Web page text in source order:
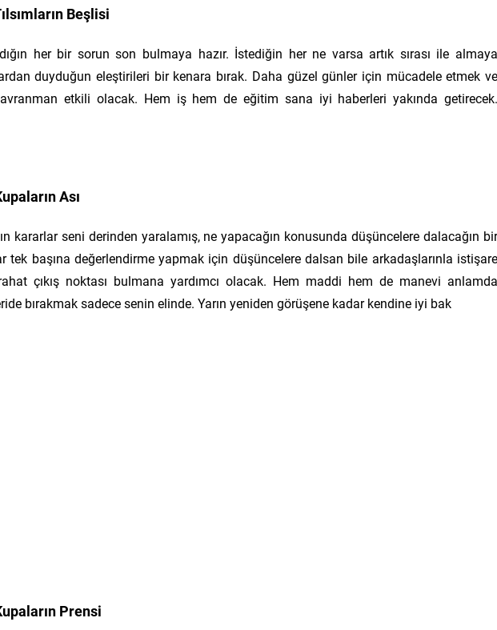
Beşlisi
her bir sorun son bulmaya hazır. İstediğin her ne varsa artık sırası ile almaya
duyduğun eleştirileri bir kenara bırak. Daha güzel günler için mücadele etmek ve
etkili olacak. Hem iş hem de eğitim sana iyi haberleri yakında getirecek.
Ası
kararlar seni derinden yaralamış, ne yapacağın konusunda düşüncelere dalacağın bir
tek başına değerlendirme yapmak için düşüncelere dalsan bile arkadaşlarınla istişare
çıkış noktası bulmana yardımcı olacak. Hem maddi hem de manevi anlamda
bırakmak sadece senin elinde. Yarın yeniden görüşene kadar kendine iyi bak
Prensi